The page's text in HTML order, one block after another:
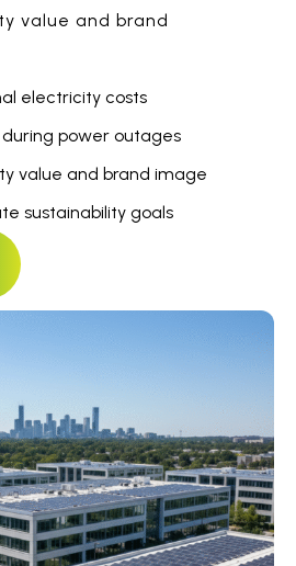
value and brand
electricity costs
power outages
value and brand image
sustainability goals